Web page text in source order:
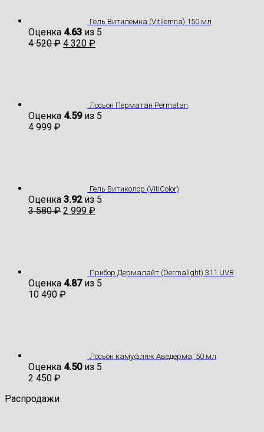
Гель Витилемна (Vitilemna) 150 мл
Оценка 4.63 из 5
4 520₽ 4 320 ₽
Лосьон Перматан Permatan
Оценка 4.59из 5
4 999 ₽
Гель Витиколор (VitiColor)
Оценка 3.92из 5
3 580₽ 2 999 ₽
Прибор Дермалайт (Dermalight) 311 UVB
Оценка 4.87из 5
10 490 ₽
Лосьон камуфляж Аведерма, 50 мл
Оценка 4.50из 5
2 450 ₽
Распродажи